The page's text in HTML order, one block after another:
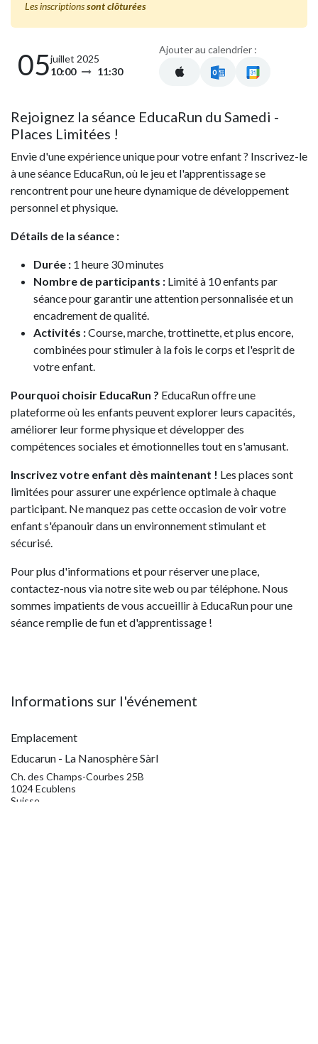
Les inscriptionssont clôturées
05juillet 2025
10:00
11:30
Ajouter au calendrier :
Rejoignez la séance EducaRun du Samedi -
Places Limitées !
Envie d'une expérience unique pour votre enfant ? Inscrivez-le
à une séance EducaRun, où le jeu et l'apprentissage se
rencontrent pour une heure dynamique de développement
personnel et physique.
Détails de la séance :
Durée : 1 heure 30 minutes
Nombre de participants : Limité à 10 enfants par
séance pour garantir une attention personnalisée et un
encadrement de qualité.
Activités :Course, marche, trottinette, et plus encore,
combinées pour stimuler à la fois le corps et l'esprit de
votre enfant.
Pourquoi choisir EducaRun ? EducaRun offre une
plateforme où les enfants peuvent explorer leurs capacités,
améliorer leur forme physique et développer des
compétences sociales et émotionnelles tout en s'amusant.
Inscrivez votre enfant dès maintenant ! Les places sont
limitées pour assurer une expérience optimale à chaque
participant. Ne manquez pas cette occasion de voir votre
enfant s'épanouir dans un environnement stimulant et
sécurisé.
Pour plus d'informations et pour réserver une place,
contactez-nous via notre site web ou par téléphone. Nous
sommes impatients de vous accueillir à EducaRun pour une
séance remplie de fun et d'apprentissage !
Informations sur l'événement
Emplacement
Educarun - La Nanosphère Sàrl
Ch. des Champs-Courbes 25B
1024 Ecublens
Suisse